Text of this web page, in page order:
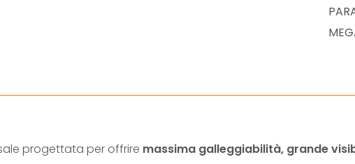
A
R
K
progettata per offrire massima galleggiabilità, grande